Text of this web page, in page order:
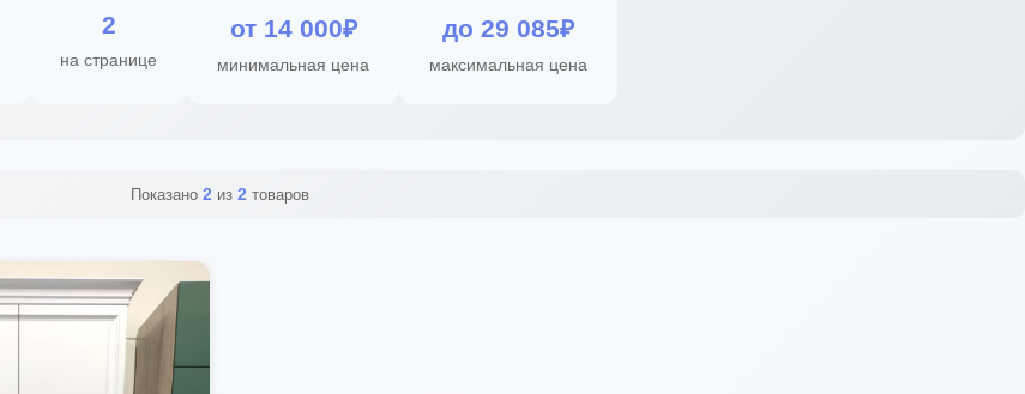
2
на странице
от 14 000₽
минимальная цена
до 29 085₽
максимальная цена
Показано 2из 2товаров